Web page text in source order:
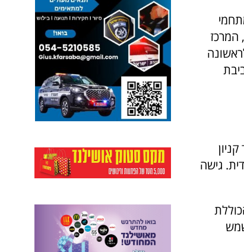
המרכז
גישה
המרכז ישמש